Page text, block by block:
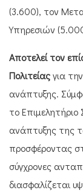
(3.600), τον
Υπηρεσιών
Αποτελεί τον
Πολιτείαςγια
ανάπτυξης.
το Επιμελητήριο
ανάπτυξης της
προσφέροντας
σύγχρονες
διασφαλίζεται